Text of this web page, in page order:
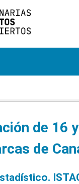
de 16
de